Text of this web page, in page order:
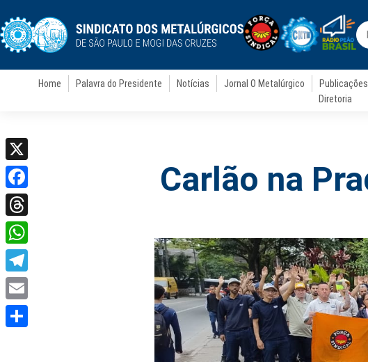
Home Palavra do Presidente Notícias Jornal O Metalúrgico Publicações
Diretoria
Carlão na
X
Facebook
Threads
WhatsApp
Telegram
Email